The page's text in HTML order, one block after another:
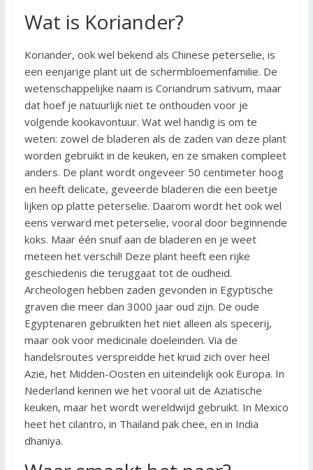
Wat is Koriander?
Koriander, ook wel bekend als Chinese peterselie, is
een eenjarige plant uit de schermbloemenfamilie. De
wetenschappelijke naam is Coriandrum sativum, maar
dat hoef je natuurlijk niet te onthouden voor je
volgende kookavontuur. Wat wel handig is om te
weten: zowel de bladeren als de zaden van deze plant
worden gebruikt in de keuken, en ze smaken compleet
anders. De plant wordt ongeveer 50 centimeter hoog
en heeft delicate, geveerde bladeren die een beetje
lijken op platte peterselie. Daarom wordt het ook wel
eens verward met peterselie, vooral door beginnende
koks. Maar één snuif aan de bladeren en je weet
meteen het verschil! Deze plant heeft een rijke
geschiedenis die teruggaat tot de oudheid.
Archeologen hebben zaden gevonden in Egyptische
graven die meer dan 3000 jaar oud zijn. De oude
Egyptenaren gebruikten het niet alleen als specerij,
maar ook voor medicinale doeleinden. Via de
handelsroutes verspreidde het kruid zich over heel
Azië, het Midden-Oosten en uiteindelijk ook Europa. In
Nederland kennen we het vooral uit de Aziatische
keuken, maar het wordt wereldwijd gebruikt. In Mexico
heet het cilantro, in Thailand pak chee, en in India
dhaniya.